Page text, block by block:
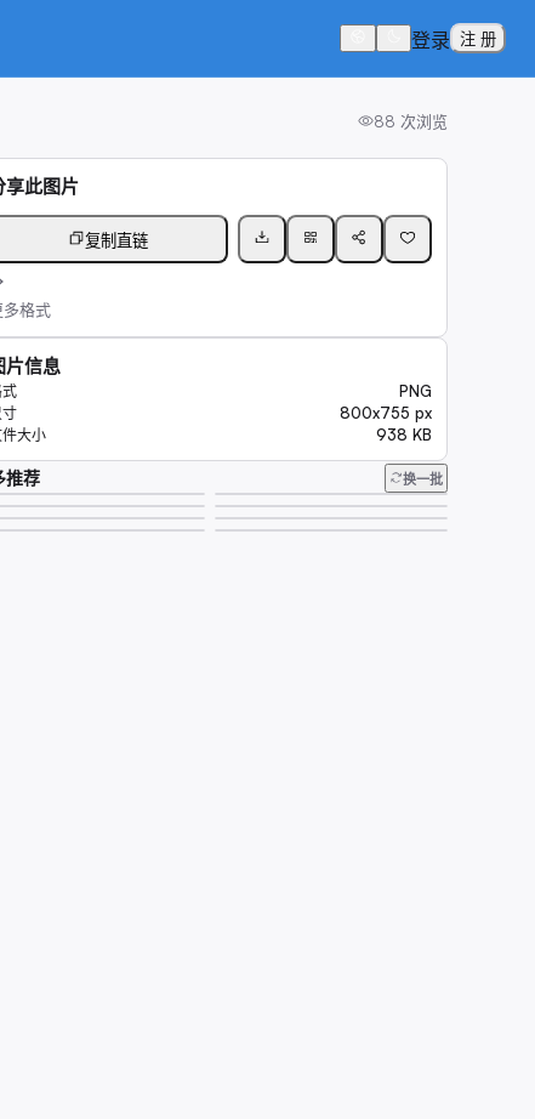
登录 注 册
88 次浏览
享此图片
复制直链
多格式
片信息
PNG
800x755 px
大小 938 KB
推荐 换一批